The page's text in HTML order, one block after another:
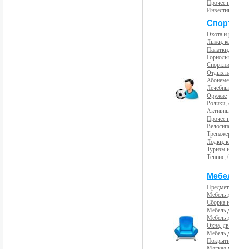
Прочее
Охота и
Лыжи,
Отдых
Оружие
Ролики,
Прочее
Лодки,
Туризм
Теннис,
Мебель
Сборка
Мебель
Мебель
Окна,
Мебель